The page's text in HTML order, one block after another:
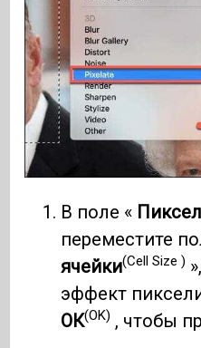
В поле «
переместите
ячейки(Cell Size )
эффект
ОК(OK) , чтобы